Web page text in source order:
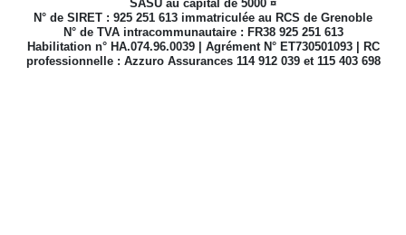
SASU au capital de 5000 ¤
N° de SIRET : 925 251 613 immatriculée au RCS de Grenoble
N° de TVA intracommunautaire : FR38 925 251 613
Habilitation n° HA.074.96.0039 | Agrément N° ET730501093 | RC
professionnelle : Azzuro Assurances 114 912 039 et 115 403 698